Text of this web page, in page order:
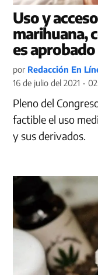
Uso y
marihuana,
es
por Redacción En
16 de julio del 2021 -
Pleno del
factible el uso
y sus derivados.